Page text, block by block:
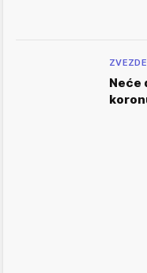
Neće